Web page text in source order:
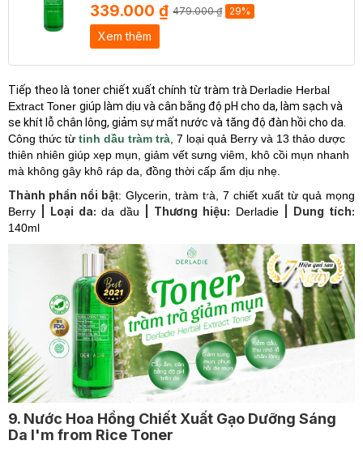
339.000 ₫ 479.000 ₫ 29%
Xem thêm
Tiếp theo là toner chiết xuất chính từ tràm trà Derladie Herbal
Extract Toner giúp làm dịu và cân bằng độ pH cho da, làm sạch và
se khít lỗ chân lông, giảm sự mất nước và tăng độ đàn hồi cho da.
Công thức từ tinh dầu tràm trà , 7 loại quả Berry và 13 thảo dược
thiên nhiên giúp xẹp mụn, giảm vết sưng viêm, khô cồi mụn nhanh
mà không gây khô ráp da, đồng thời cấp ẩm dịu nhẹ.
Thành phần nổi bật: Glycerin, tràm trà, 7 chiết xuất từ quả mọng
Berry | Loại da: da dầu | Thương hiệu: Derladie | Dung tích:
140ml
9. Nước Hoa Hồng Chiết Xuất Gạo Dưỡng Sáng
Da I'm from Rice Toner